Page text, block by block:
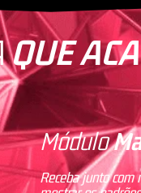
QUE
Módulo
Receba junto com